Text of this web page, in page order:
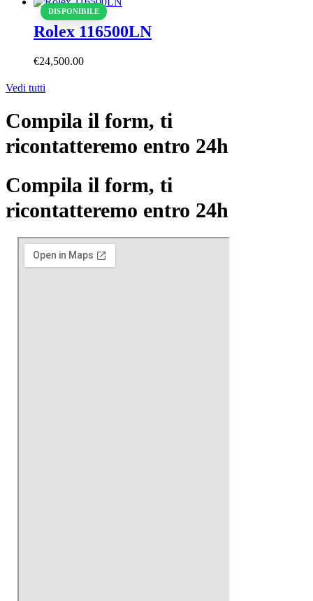
DISPONIBILE
Rolex 116500LN
€24,500.00
Vedi tutti
Compila il form, ti
ricontatteremo entro 24h
Compila il form, ti
ricontatteremo entro 24h